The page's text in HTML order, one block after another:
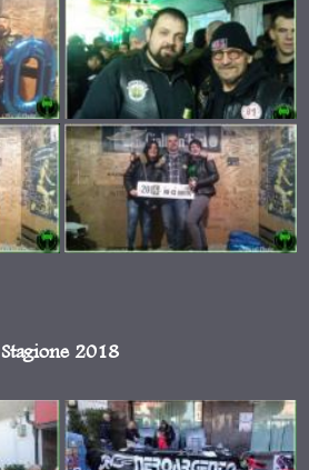
Stagione 2018